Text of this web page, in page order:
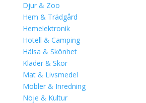
Djur & Zoo
Hem & Trädgård
Hemelektronik
Hotell & Camping
Hälsa & Skönhet
Kläder & Skor
Mat & Livsmedel
Möbler & Inredning
Nöje & Kultur